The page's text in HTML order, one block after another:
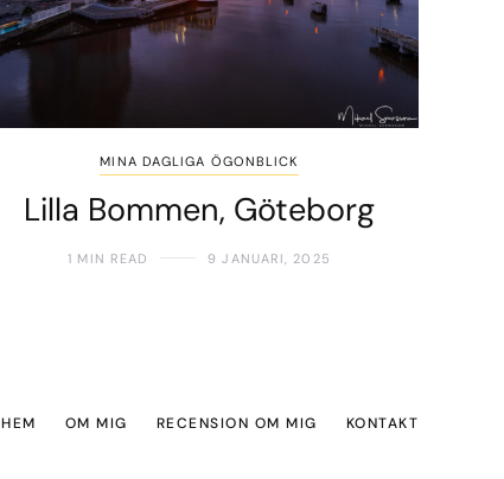
MINA DAGLIGA ÖGONBLICK
Lilla Bommen, Göteborg
1 MIN READ 9 JANUARI, 2025
HEM OM MIG RECENSION OM MIG KONTAKT